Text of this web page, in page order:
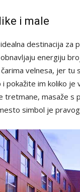
i male
destinacija
energiju
velnesa, jer tu
pokažite im koliko je
tretmane, masaže s
simbol je